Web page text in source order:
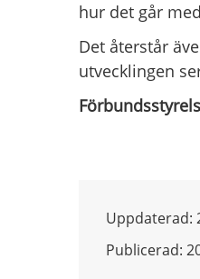
hur det går
Det återstår
utvecklingen
Uppdaterad:
Publicerad: